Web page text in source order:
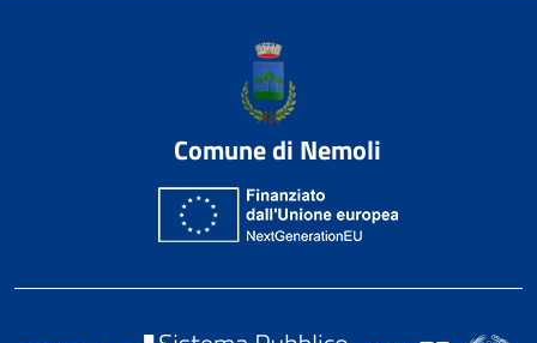
Comune di Nemoli